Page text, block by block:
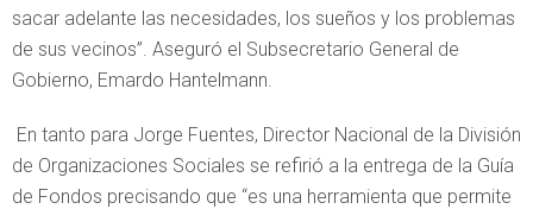
sacar adelante las necesidades, los sueños y los problemas
de sus vecinos”. Aseguró el Subsecretario General de
Gobierno, Emardo Hantelmann.
En tanto para Jorge Fuentes, Director Nacional de la División
de Organizaciones Sociales se refirió a la entrega de la Guía
de Fondos precisando que “es una herramienta que permite